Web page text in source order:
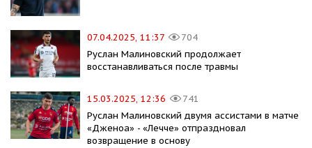
07.04.2025, 11:37
704
Руслан Малиновский продолжает
восстанавливаться после травмы
15.03.2025, 12:36
741
Руслан Малиновский двумя ассистами в матче
«Дженоа» - «Лечче» отпраздновал
возвращение в основу